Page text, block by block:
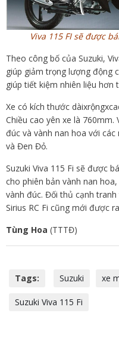
Viva 115 FI sẽ được
Theo công bố của Suzuki,
giúp giảm trọng lượng động
giúp tiết kiệm nhiên liệu hơn
Xe có kích thước
Chiều cao yên xe là 760mm.
đúc và vành nan hoa với
và Đen Đỏ.
Suzuki Viva 115 Fi sẽ được
cho phiên bản vành nan
vành đúc. Đối thủ cạnh
Sirius RC Fi cũng mới được
Tùng Hoa (TTTĐ)
Tags: Suzuki xe
Suzuki Viva 115 Fi